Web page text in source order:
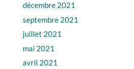
décembre 2021
septembre 2021
juillet 2021
mai 2021
avril 2021